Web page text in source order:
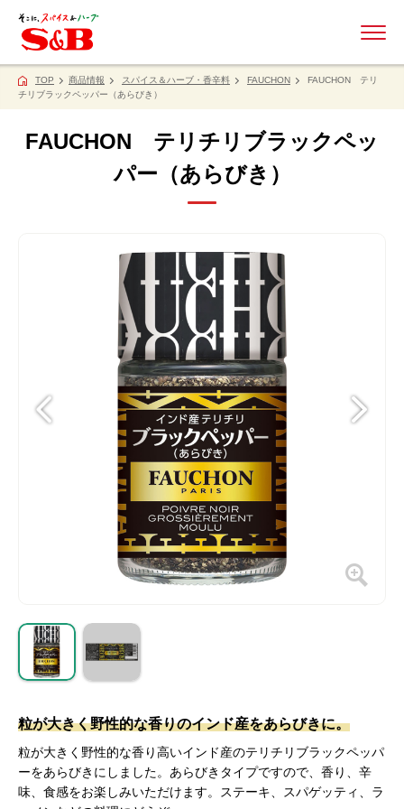
TOP 商品情報 スパイス＆ハーブ・香辛料 FAUCHON
FAUCHON テリ
チリブラックペッパー（あらびき）
FAUCHON テリチリブラックペッ
パー（あらびき）
粒が大きく野性的な香りのインド産をあらびきに。
粒が大きく野性的な香り高いインド産のテリチリブラックペッパ
ーをあらびきにしました。あらびきタイプですので、香り、辛
味、食感をお楽しみいただけます。ステーキ、スパゲッティ、ラ